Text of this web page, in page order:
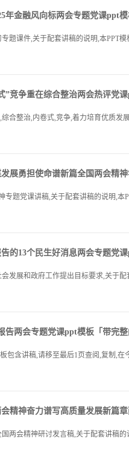
年金融风向标两会专题党课ppt
”竞争重在综合整治两会热评党
展勇担使命谱新篇全国两会精
的13个民生好消息两会专题党
告两会专题党课ppt模板「带完
精神奋力谱写高质量发展新篇